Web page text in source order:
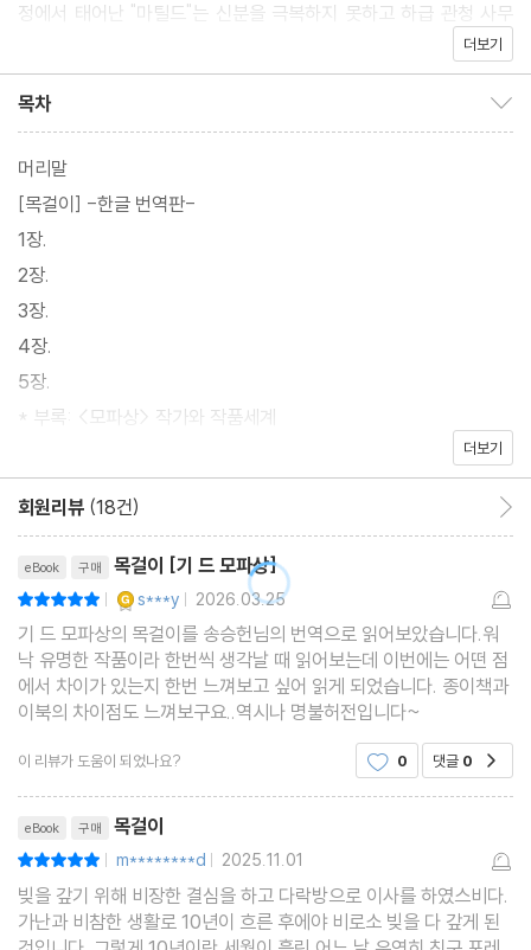
정에서 태어난 "마틸드"는 신분을 극복하지 못하고 하급 관청 사무
원과 결혼을 하게 된다. 허영 많은 그녀는 남편의 도움으로 고급 무
친구의 도움으로 화려한 무도회가 가게된다. 그러나 마틸드는 큰 실
수로 인해 인생을 송두리채 바뀌는 사건을 겪고 마는데... [등장인
물] * 마틸드 (로이젤 부인) : 가난한 집에서 태어난 그녀는 상류층
의 부러워하며 허영과 과시욕에 젖어 있는 인물로 자존심이 매우 강
하다. * 로이젤(마틸드 남편) 하급 관청의 사무원(공무원)으로 순박
하고 아내를 위해 헌신을 다한다. * 잔느(포레스터 부인, 마틸드 여
고 동창) 마틸드의 친구이자 부유한 남편을 두고 있다. 비극을 초래
하는 목걸이 주인이다. # <100년, 뿌리 깊은 문학 시리즈>는 죽기
전에 꼭 읽어 봐야할 작품을 선정하여 한글로 번역하는 시리즈 입니
다. (원작을 최대한 유지하려고 노력했으며, 우리 정서와 환경 상황
에 따라 이름, 배경 및 환경을 달리 적용할 수 있음 밝혀드립니다.)
더보기
목차
머리말
[목걸이] -한글 번역판-
1장.
2장.
3장.
4장.
5장.
* 부록: <모파상> 작가와 작품세계
더보기
회원리뷰 (18건)
eBook 구매 목걸이 [기 드 모파상]
| s***y | 2026.03.25
기 드 모파상의 목걸이를 송승헌님의 번역으로 읽어보았습니다.워
낙 유명한 작품이라 한번씩 생각날 때 읽어보는데 이번에는 어떤 점
에서 차이가 있는지 한번 느껴보고 싶어 읽게 되었습니다. 종이책과
이북의 차이점도 느껴보구요..역시나 명불허전입니다~
이 리뷰가 도움이 되었나요? 0 댓글 0
eBook 구매 목걸이
| m********d | 2025.11.01
빚을 갚기 위해 비장한 결심을 하고 다락방으로 이사를 하였스비다.
가난과 비참한 생활로 10년이 흐른 후에야 비로소 빚을 다 갚게 된